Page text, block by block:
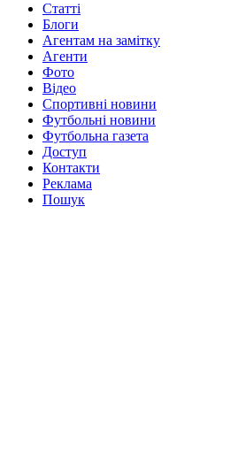
Статті
Блоги
Агентам на замітку
Агенти
Фото
Відео
Спортивні новини
Футбольні новини
Футбольна газета
Доступ
Контакти
Реклама
Пошук